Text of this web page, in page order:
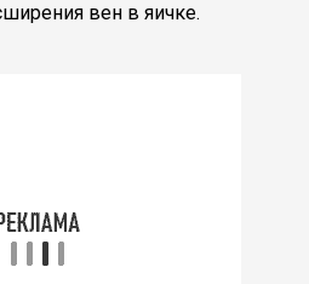
вен в яичке.